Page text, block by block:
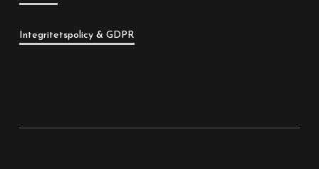
Integritetspolicy & GDPR